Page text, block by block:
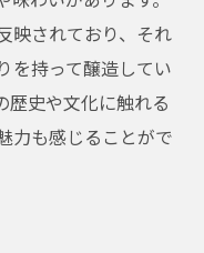
映されており、それ
を持って醸造してい
歴史や文化に触れる
力も感じることがで